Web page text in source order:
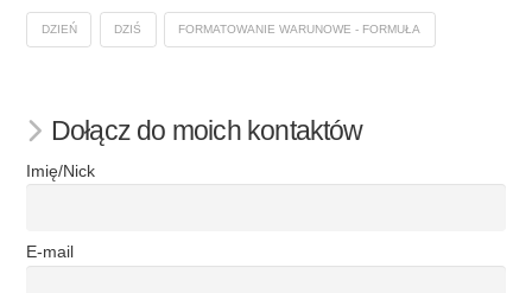
DZIEŃ DZIŚ FORMATOWANIE WARUNOWE - FORMUŁA
Dołącz do moich kontaktów
Imię/Nick
E-mail